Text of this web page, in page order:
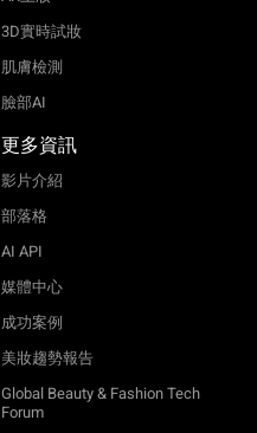
3D實時試妝
肌膚檢測
臉部AI
更多資訊
影片介紹
部落格
AI API
媒體中心
成功案例
美妝趨勢報告
Global Beauty & Fashion Tech
Forum